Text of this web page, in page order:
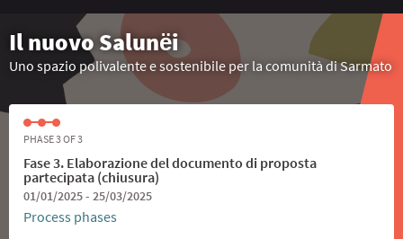
Il nuovo Salunёi
Uno spazio polivalente e sostenibile per la comunità di Sarmato
PHASE 3 OF 3
Fase 3. Elaborazione del documento di proposta
partecipata (chiusura)
01/01/2025 - 25/03/2025
Process phases